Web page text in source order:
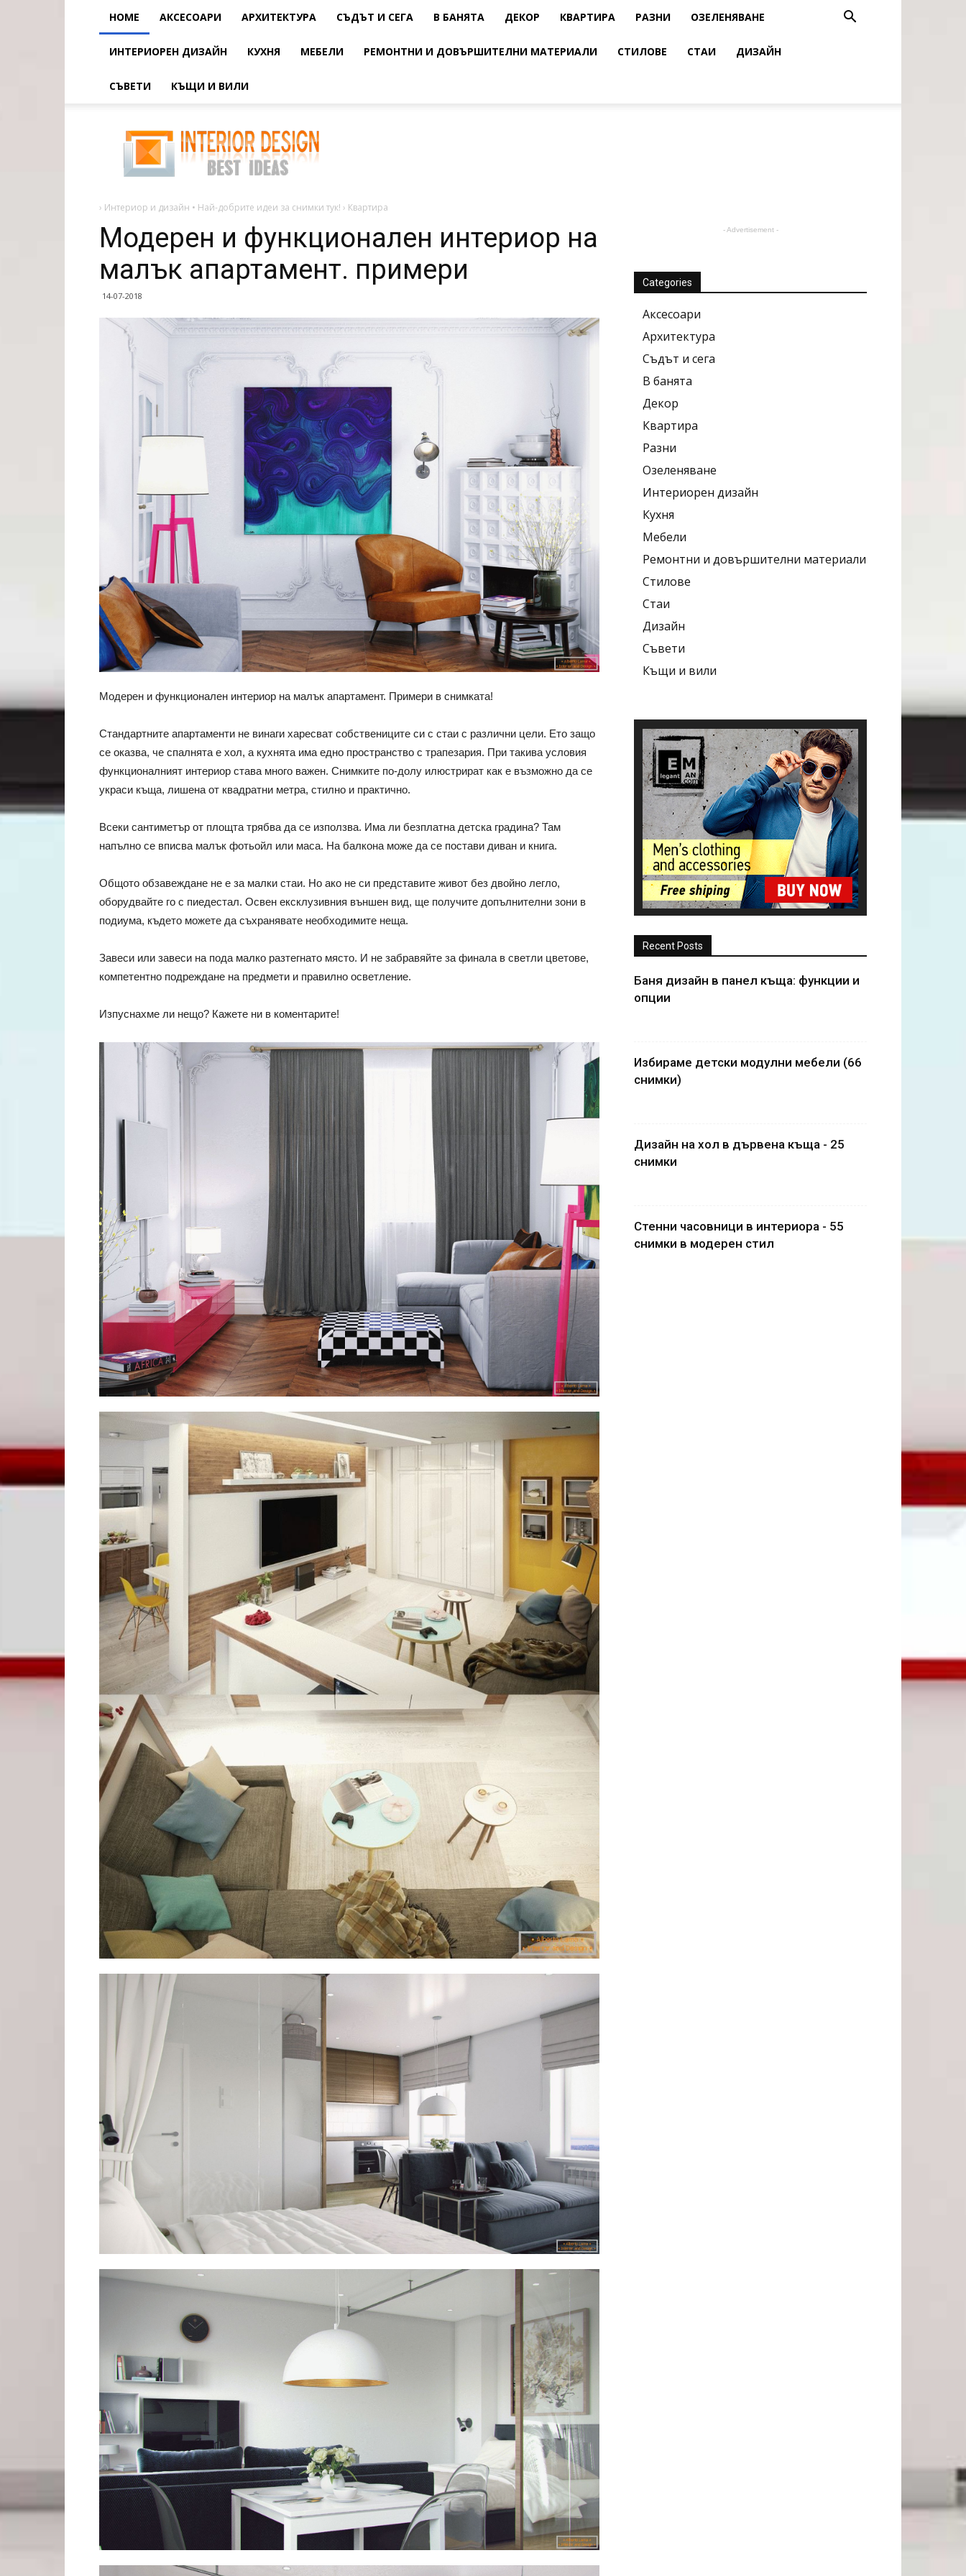
HOME АКСЕСОАРИ АРХИТЕКТУРА СЪДЪТ И СЕГА В БАНЯТА ДЕКОР КВАРТИРА РАЗНИ ОЗЕЛЕНЯВАНЕ
ИНТЕРИОРЕН ДИЗАЙН КУХНЯ МЕБЕЛИ РЕМОНТНИ И ДОВЪРШИТЕЛНИ МАТЕРИАЛИ СТИЛОВЕ СТАИ ДИЗАЙН
СЪВЕТИ КЪЩИ И ВИЛИ
и
функционален
интериор
на
малък
› Интериор и дизайн • Най-добрите идеи за снимки тук! › Квартира
Модерен и функционален интериор на
малък апартамент. примери
14-07-2018
Модерен и функционален интериор на малък апартамент. Примери в снимката!
Стандартните апартаменти не винаги харесват собствениците си с стаи с различни цели. Ето защо
се оказва, че спалнята е хол, а кухнята има едно пространство с трапезария. При такива условия
функционалният интериор става много важен. Снимките по-долу илюстрират как е възможно да се
украси къща, лишена от квадратни метра, стилно и практично.
Всеки сантиметър от площта трябва да се използва. Има ли безплатна детска градина? Там
напълно се вписва малък фотьойл или маса. На балкона може да се постави диван и книга.
Общото обзавеждане не е за малки стаи. Но ако не си представите живот без двойно легло,
оборудвайте го с пиедестал. Освен ексклузивния външен вид, ще получите допълнителни зони в
подиума, където можете да съхранявате необходимите неща.
Завеси или завеси на пода малко разтегнато място. И не забравяйте за финала в светли цветове,
компетентно подреждане на предмети и правилно осветление.
Изпуснахме ли нещо? Кажете ни в коментарите!
- Advertisement -
Categories
Аксесоари
Архитектура
Съдът и сега
В банята
Декор
Квартира
Разни
Озеленяване
Интериорен дизайн
Кухня
Мебели
Ремонтни и довършителни материали
Стилове
Стаи
Дизайн
Съвети
Къщи и вили
Recent Posts
Баня дизайн в панел къща: функции и
опции
Избираме детски модулни мебели (66
снимки)
Дизайн на хол в дървена къща - 25
снимки
Стенни часовници в интериора - 55
снимки в модерен стил